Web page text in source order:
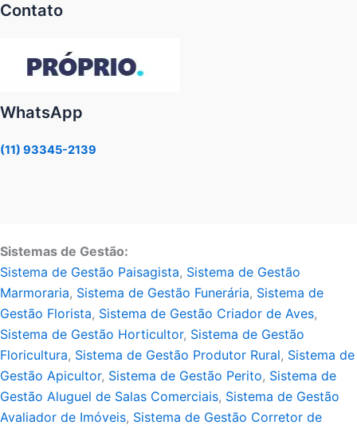
Contato
WhatsApp
(11) 93345-2139
Sistemas de Gestão:
Sistema de Gestão Paisagista, Sistema de Gestão
Marmoraria, Sistema de Gestão Funerária, Sistema de
Gestão Florista, Sistema de Gestão Criador de Aves,
Sistema de Gestão Horticultor, Sistema de Gestão
Floricultura, Sistema de Gestão Produtor Rural, Sistema de
Gestão Apicultor, Sistema de Gestão Perito, Sistema de
Gestão Aluguel de Salas Comerciais, Sistema de Gestão
Avaliador de Imóveis, Sistema de Gestão Corretor de